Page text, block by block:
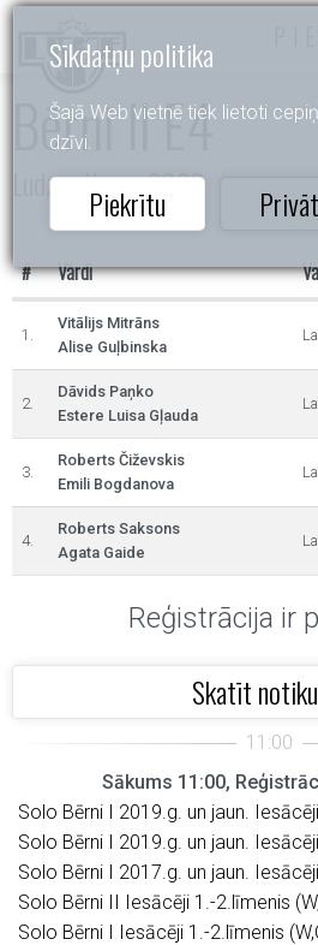
Sīkdatņu politika
Šajā Web vietnē tiek lietoti
dzīvi.
Piekrītu
Bērni II E4
Ludzas Kauss 2026
# Vārdi
1.
Vitālijs Mitrāns
Alise Guļbinska
2.
Dāvids Paņko
Estere Luisa Gļauda
3.
Roberts Čiževskis
Emili Bogdanova
4.
Roberts Saksons
Agata Gaide
Reģistrācija ir
Skatīt
Sākums 11:00,
Solo Bērni I 2019.g. un jaun.
Solo Bērni I 2019.g. un jaun.
Solo Bērni I 2017.g. un jaun.
Solo Bērni II Iesācēji 1.-2.līmenis
Solo Bērni I Iesācēji 1.-2.līmenis